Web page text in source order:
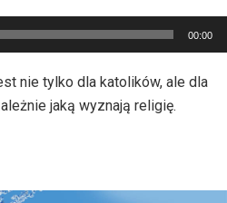
00:00
nie tylko dla katolików, ale dla
jaką wyznają religię.